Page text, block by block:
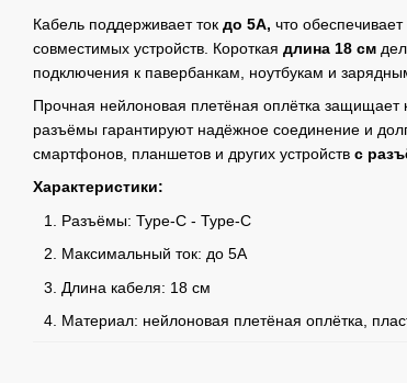
Кабель поддерживает ток до 5A, что
совместимых устройств. Короткая длина 18 см
подключения к павербанкам, ноутбукам и
Прочная нейлоновая плетёная оплётка защищает
разъёмы гарантируют надёжное соединение и
смартфонов, планшетов и других устройств с
Характеристики:
Разъёмы: Type-C - Type-C
Максимальный ток: до 5A
Длина кабеля: 18 см
Материал: нейлоновая плетёная оплётка,